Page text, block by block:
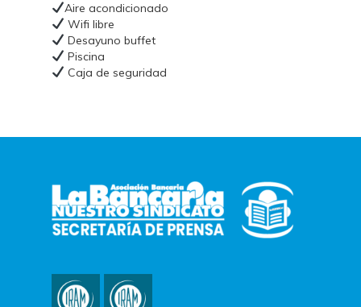
Aire acondicionado
Wifi libre
Desayuno buffet
Piscina
Caja de seguridad